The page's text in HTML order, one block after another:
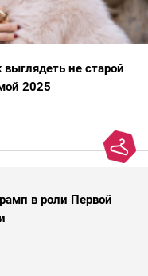
не старой
2025
в роли Первой